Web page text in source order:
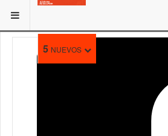
5 NUEVOS
ESTÁ AQUÍ: